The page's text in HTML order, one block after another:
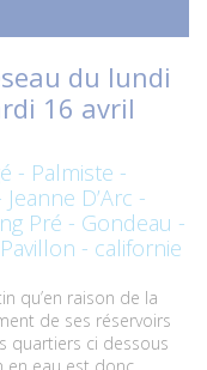
du lundi
16 avril
- Palmiste -
D’Arc -
Pré - Gondeau -
- californie
qu’en raison de la
de ses réservoirs
quartiers ci dessous